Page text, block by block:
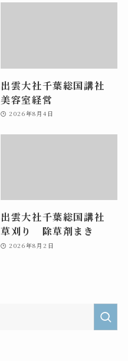
出雲大社千葉総国講社
美容室経営
2026年8月4日
出雲大社千葉総国講社
草刈り 除草剤まき
2026年8月2日